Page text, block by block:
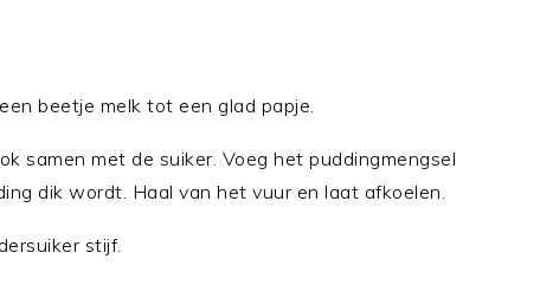
beetje melk tot een glad papje.
samen met de suiker. Voeg het puddingmengsel
dik wordt. Haal van het vuur en laat afkoelen.
stijf.